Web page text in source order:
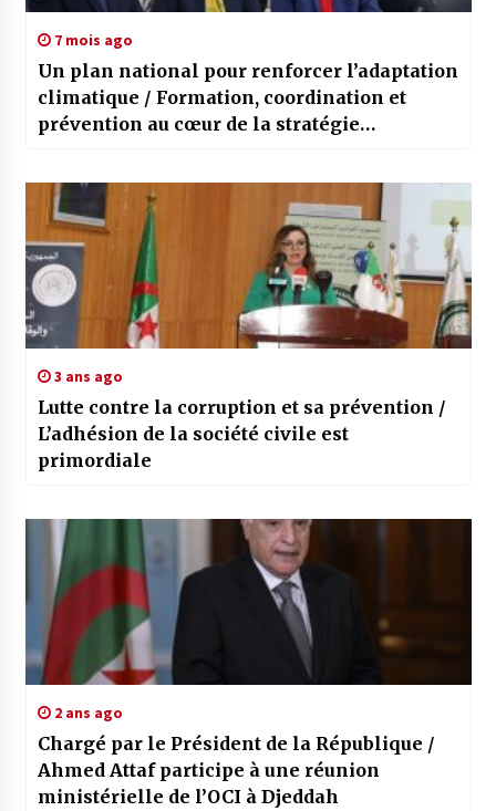
7 mois ago
Un plan national pour renforcer l’adaptation
climatique / Formation, coordination et
prévention au cœur de la stratégie
3 ans ago
Lutte contre la corruption et sa prévention /
L’adhésion de la société civile est
primordiale
2 ans ago
Chargé par le Président de la République /
Ahmed Attaf participe à une réunion
ministérielle de l’OCI à Djeddah